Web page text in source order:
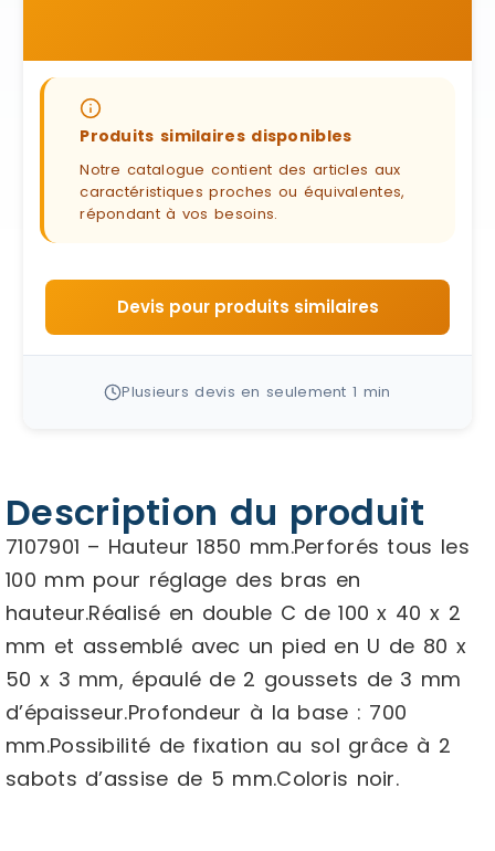
Produits similaires disponibles
Notre catalogue contient des articles aux
caractéristiques proches ou équivalentes,
répondant à vos besoins.
Devis pour produits similaires
Plusieurs devis en seulement 1 min
Description du produit
7107901 – Hauteur 1850 mm.Perforés tous les
100 mm pour réglage des bras en
hauteur.Réalisé en double C de 100 x 40 x 2
mm et assemblé avec un pied en U de 80 x
50 x 3 mm, épaulé de 2 goussets de 3 mm
d’épaisseur.Profondeur à la base : 700
mm.Possibilité de fixation au sol grâce à 2
sabots d’assise de 5 mm.Coloris noir.